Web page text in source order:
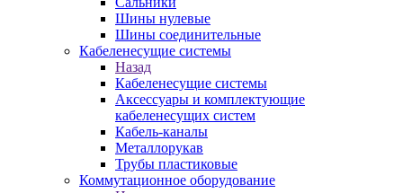
Шины нулевые
Шины соединительные
Кабеленесущие системы
Назад
Кабеленесущие системы
Аксессуары и комплектующие
кабеленесущих систем
Кабель-каналы
Металлорукав
Трубы пластиковые
Коммутационное оборудование